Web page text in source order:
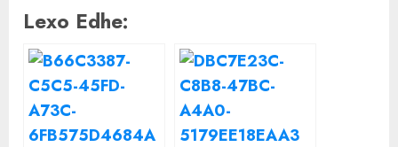
Lexo Edhe: